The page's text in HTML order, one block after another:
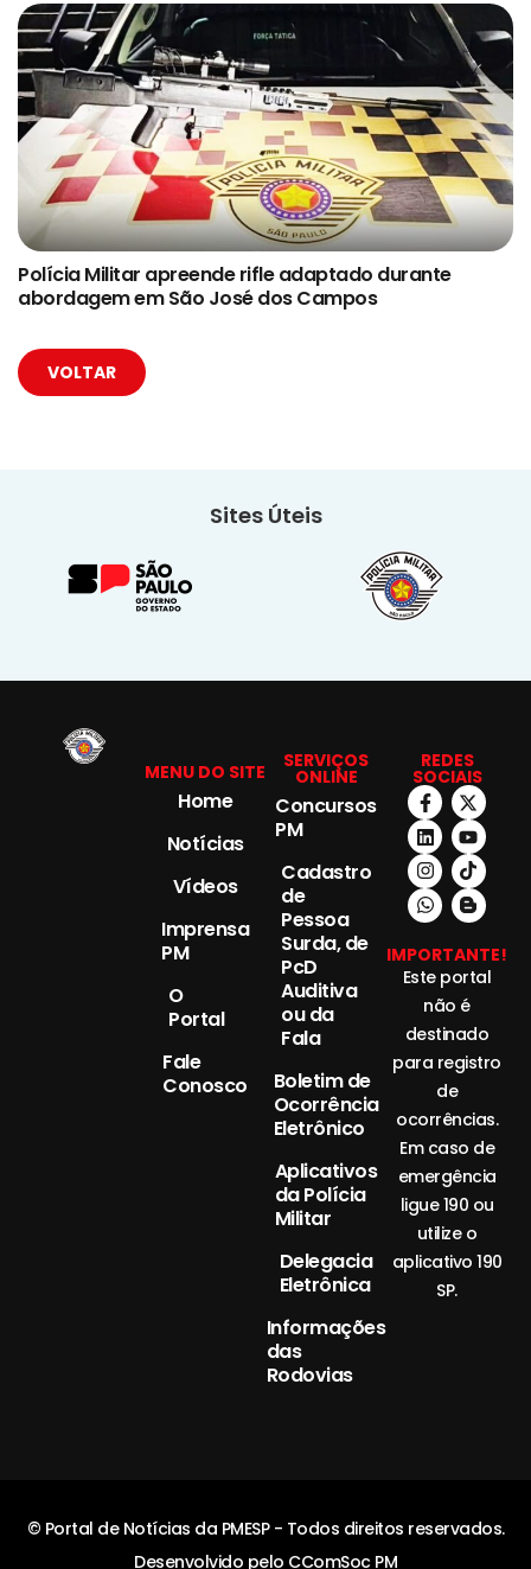
Polícia Militar apreende rifle adaptado durante
abordagem em São José dos Campos
VOLTAR
Sites Úteis
MENU DO SITE
Home
Notícias
Vídeos
Imprensa
PM
O
Portal
Fale
Conosco
SERVIÇOS
ONLINE
Concursos
PM
Cadastro
de
Pessoa
Surda, de
PcD
Auditiva
ou da
Fala
Boletim de
Ocorrência
Eletrônico
Aplicativos
da Polícia
Militar
Delegacia
Eletrônica
Informações
das
Rodovias
REDES
SOCIAIS
IMPORTANTE!
Este portal
não é
destinado
para registro
de
ocorrências.
Em caso de
emergência
ligue 190 ou
utilize o
aplicativo 190
SP.
© Portal de Notícias da PMESP - Todos direitos reservados.
Desenvolvido pelo CComSoc PM